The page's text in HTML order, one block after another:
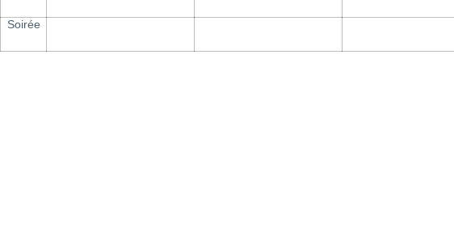
Soirée